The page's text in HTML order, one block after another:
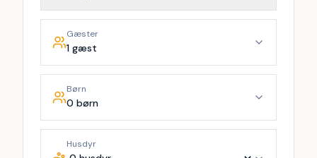
Gæster
1 gæst
Børn
0 børn
Husdyr